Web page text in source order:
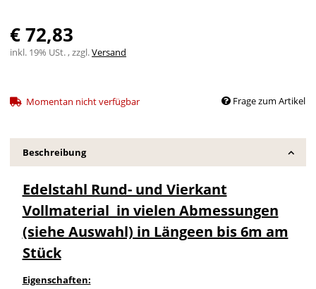
€ 72,83
inkl. 19% USt. , zzgl.Versand
Momentan nicht verfügbar Frage zum Artikel
Beschreibung
Edelstahl Rund- und Vierkant
Vollmaterial in vielen Abmessungen
(siehe Auswahl) in Längeen bis 6m am
Stück
Eigenschaften: